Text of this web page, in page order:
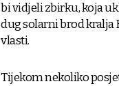
bi vidjeli zbirku, koja
dug solarni brod kralja
vlasti.
Tijekom nekoliko